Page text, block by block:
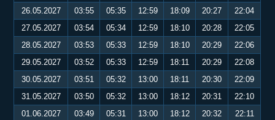
26.05.2027
03:55 05:35 12:59 18:09 20:27
22:04
27.05.2027
03:54 05:34 12:59 18:10 20:28
22:05
28.05.2027
03:53 05:33 12:59 18:10 20:29
22:06
29.05.2027
03:52 05:33 12:59 18:11 20:29
22:08
30.05.2027
03:51 05:32 13:00 18:11 20:30
22:09
31.05.2027
03:50 05:32 13:00 18:12 20:31
22:10
01.06.2027
03:49 05:31 13:00 18:12 20:32
22:11